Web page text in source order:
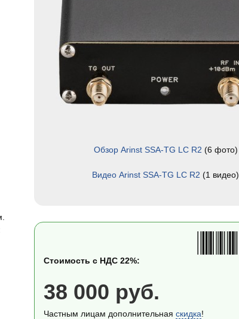
Обзор Arinst SSA-TG LC R2 (6 фото)
Видео Arinst SSA-TG LC R2 (1 видео)
Стоимость с НДС 22%:
38 000 руб.
Частным лицам дополнительная скидка!